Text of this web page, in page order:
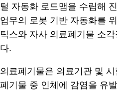
털 자동화 로드맵을 수립해
업무의 로봇 기반 자동화를
틱스와 자사 의료폐기물 소
다.
의료폐기물은 의료기관 및
폐기물 중 인체에 감염을 유